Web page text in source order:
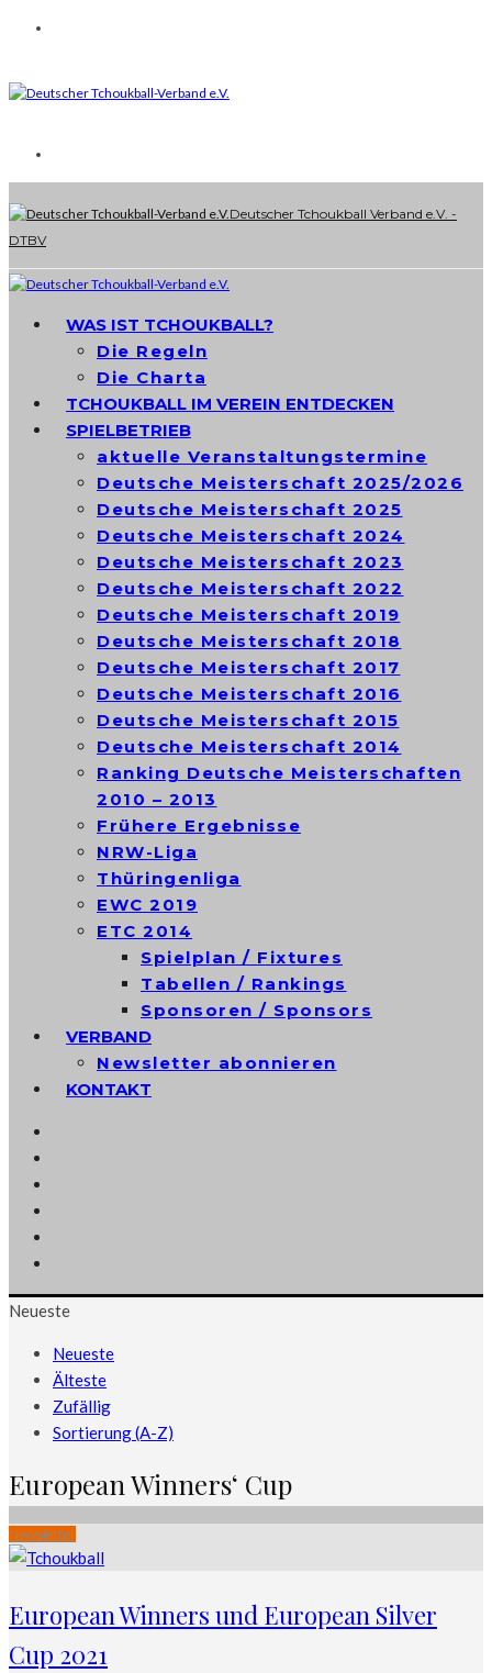
Deutscher Tchoukball Verband e.V. -
DTBV
WAS IST TCHOUKBALL?
Die Regeln
Die Charta
TCHOUKBALL IM VEREIN ENTDECKEN
SPIELBETRIEB
aktuelle Veranstaltungstermine
Deutsche Meisterschaft 2025/2026
Deutsche Meisterschaft 2025
Deutsche Meisterschaft 2024
Deutsche Meisterschaft 2023
Deutsche Meisterschaft 2022
Deutsche Meisterschaft 2019
Deutsche Meisterschaft 2018
Deutsche Meisterschaft 2017
Deutsche Meisterschaft 2016
Deutsche Meisterschaft 2015
Deutsche Meisterschaft 2014
Ranking Deutsche Meisterschaften
2010 – 2013
Frühere Ergebnisse
NRW-Liga
Thüringenliga
EWC 2019
ETC 2014
Spielplan / Fixtures
Tabellen / Rankings
Sponsoren / Sponsors
VERBAND
Newsletter abonnieren
KONTAKT
Neueste
Neueste
Älteste
Zufällig
Sortierung (A-Z)
European Winners‘ Cup
Newsletter
European Winners und European Silver
Cup 2021